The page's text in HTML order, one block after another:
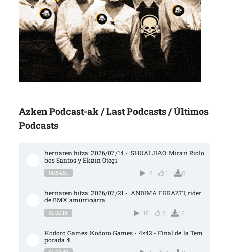
Azken Podcast-ak / Last Podcasts / Últimos
Podcasts
herriaren hitza: 2026/07/14 -  SHUAI JIAO: Mirari Riolo
bos Santos y Ekain Otegi.
00:54:51 2 1 0
herriaren hitza: 2026/07/21 -  ANDIMA ERRAZTI, rider
de BMX amurrioarra
01:00:16 15 2 13
Kodoro Games: Kodoro Games - 4×42 - Final de la Tem
porada 4